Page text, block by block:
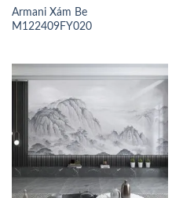
Armani Xám Be
M122409FY020